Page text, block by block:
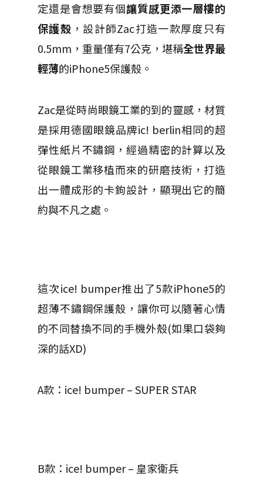
定還是會想要有個讓質感更添一層樓的
保護殼 ，設計師Zac打造一款厚度只有
0.5mm，重量僅有7公克，堪稱全世界最
輕薄的iPhone5保護殼。
Zac是從時尚眼鏡工業的到的靈感，材質
是採用德國眼鏡品牌ic! berlin相同的超
彈性紙片不鏽鋼，經過精密的計算以及
從眼鏡工業移植而來的研磨技術，打造
出一體成形的卡鉤設計，顯現出它的簡
約與不凡之處。
這次ice! bumper推出了5款iPhone5的
超薄不鏽鋼保護殼，讓你可以隨著心情
的不同替換不同的手機外殼(如果口袋夠
深的話XD)
A款：ice! bumper – SUPER STAR
B款：ice! bumper – 皇家衛兵